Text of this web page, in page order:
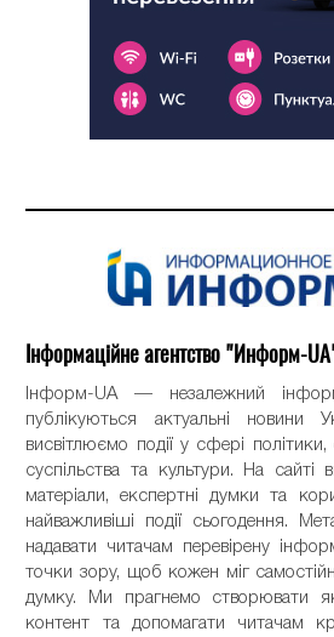
Інформаційне агентство "Информ-
Інформ-UA — незалежний
публікуються актуальні новини
висвітлюємо події у сфері політики,
суспільства та культури. На сайті
матеріали, експертні думки та
найважливіші події сьогодення.
надавати читачам перевірену
точки зору, щоб кожен міг
думку. Ми прагнемо створювати
контент та допомагати читачам